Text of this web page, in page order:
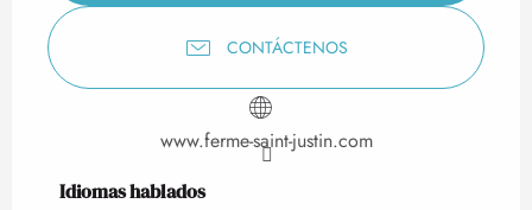
CONTÁCTENOS
www.ferme-saint-justin.com
Idiomas hablados
Idiomas hablados